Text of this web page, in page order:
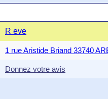
R eve
1 rue Aristide Briand 33740
Donnez votre avis